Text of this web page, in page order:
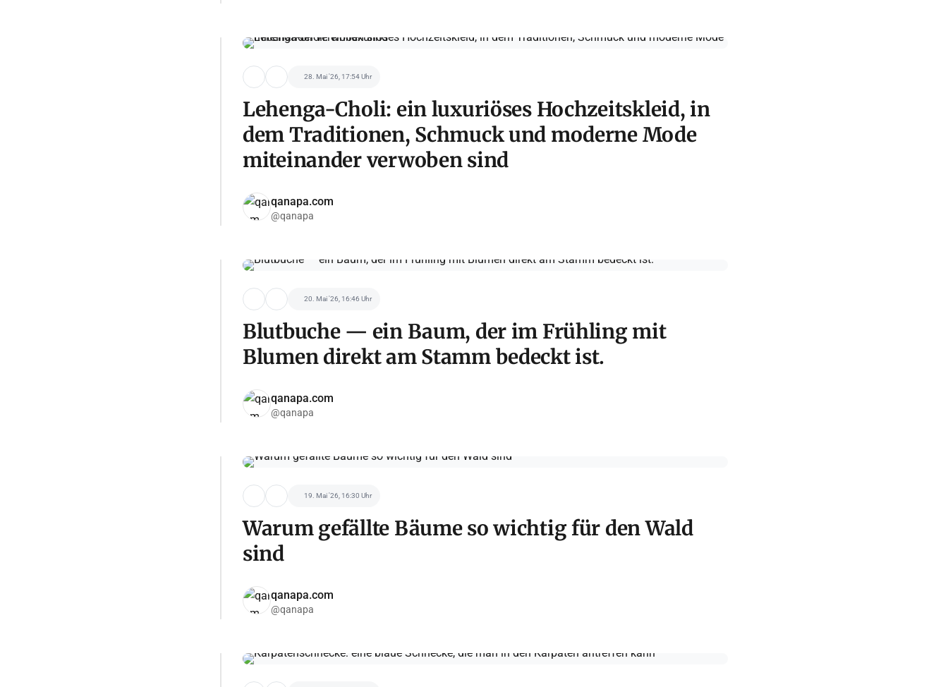
28. Mai '26, 17:54 Uhr
Lehenga-Choli: ein luxuriöses Hochzeitskleid, in
dem Traditionen, Schmuck und moderne Mode
miteinander verwoben sind
qanapa.com
@qanapa
20. Mai '26, 16:46 Uhr
Blutbuche — ein Baum, der im Frühling mit
Blumen direkt am Stamm bedeckt ist.
qanapa.com
@qanapa
19. Mai '26, 16:30 Uhr
Warum gefällte Bäume so wichtig für den Wald
sind
qanapa.com
@qanapa